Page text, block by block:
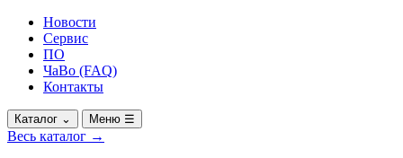
Новости
Сервис
ПО
ЧаВо (FAQ)
Контакты
Каталог ⌄ Меню ☰
Весь каталог →